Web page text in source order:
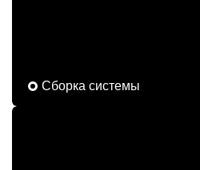
Сборка системы